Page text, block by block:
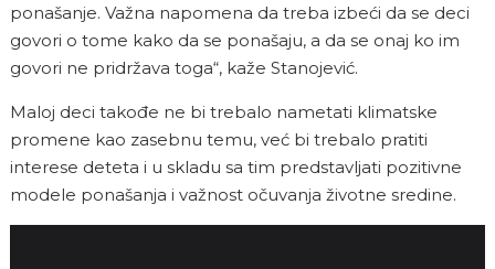
ponašanje. Važna napomena da treba izbeći da se deci
govori o tome kako da se ponašaju, a da se onaj ko im
govori ne pridržava toga“, kaže Stanojević.
Maloj deci takođe ne bi trebalo nametati klimatske
promene kao zasebnu temu, već bi trebalo pratiti
interese deteta i u skladu sa tim predstavljati pozitivne
modele ponašanja i važnost očuvanja životne sredine.